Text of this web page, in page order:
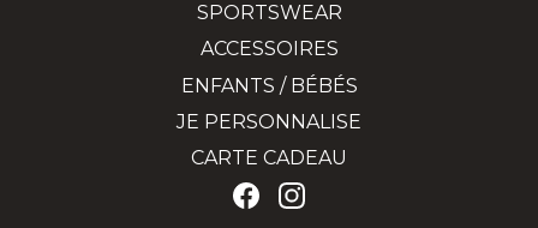
SPORTSWEAR
ACCESSOIRES
ENFANTS / BÉBÉS
JE PERSONNALISE
CARTE CADEAU